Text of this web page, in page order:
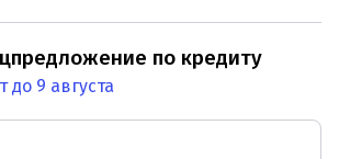
по кредиту
до 9 августа